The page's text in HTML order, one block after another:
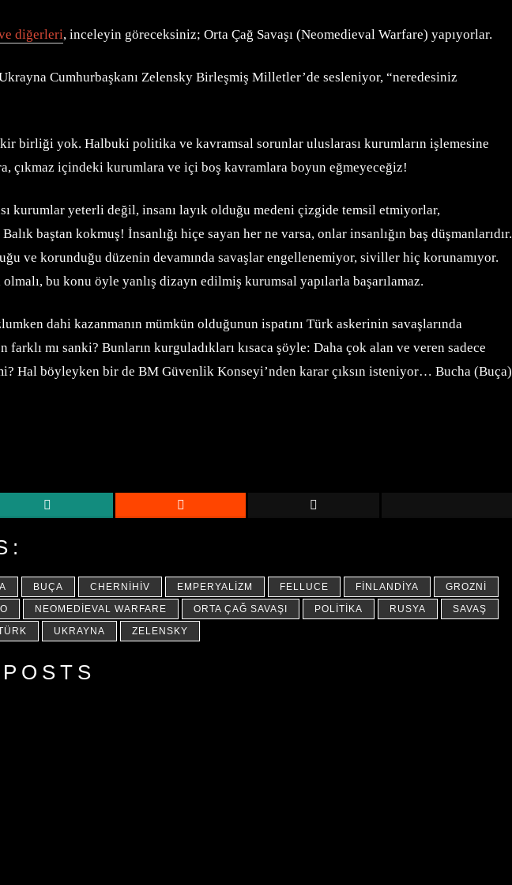
diğerleri, inceleyin göreceksiniz; Orta Çağ Savaşı (Neomedieval Warfare) yapıyorlar.
Cumhurbaşkanı Zelensky Birleşmiş Milletler’de sesleniyor, “neredesiniz
birliği yok. Halbuki politika ve kavramsal sorunlar uluslarası kurumların işlemesine
çıkmaz içindeki kurumlara ve içi boş kavramlara boyun eğmeyeceğiz!
kurumlar yeterli değil, insanı layık olduğu medeni çizgide temsil etmiyorlar,
baştan kokmuş! İnsanlığı hiçe sayan her ne varsa, onlar insanlığın baş düşmanlarıdır.
ve korunduğu düzenin devamında savaşlar engellenemiyor, siviller hiç korunamıyor.
bu konu öyle yanlış dizayn edilmiş kurumsal yapılarla başarılamaz.
dahi kazanmanın mümkün olduğunun ispatını Türk askerinin savaşlarında
mı sanki? Bunların kurguladıkları kısaca şöyle: Daha çok alan ve veren sadece
Hal böyleyken bir de BM Güvenlik Konseyi’nden karar çıksın isteniyor… Bucha (Buça)
BUÇA CHERNIHIV EMPERYALIZM FELLUCE FINLANDIYA
GROZNI
NEOMEDIEVAL WARFARE ORTA ÇAĞ SAVAŞI POLITIKA RUSYA
SAVAŞ
UKRAYNA ZELENSKY